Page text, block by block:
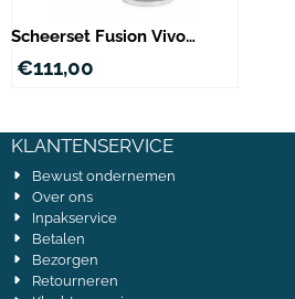
Scheerset Fusion Vivo
€111,00
KLANTENSERVICE
Bewust ondernemen
Over ons
Inpakservice
Betalen
Bezorgen
Retourneren